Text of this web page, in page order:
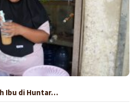
Ibu di Huntar…